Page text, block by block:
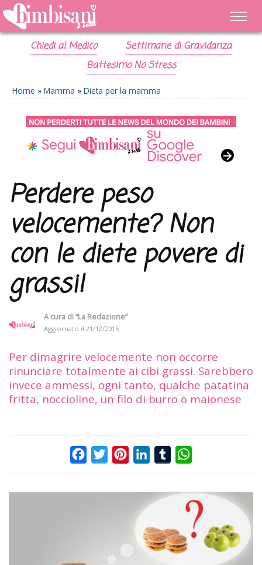
Chiedi al Medico
Settimane di Gravidanza
Battesimo No Stress
Home » Mamma » Dieta per la mamma
Perdere peso
velocemente? Non
con le diete povere di
grassi!
A cura di“La Redazione”
Aggiornato il 21/12/2015
Per dimagrire velocemente non occorre
rinunciare totalmente ai cibi grassi. Sarebbero
invece ammessi, ogni tanto, qualche patatina
fritta, noccioline, un filo di burro o maionese
FacebookTwitterPinterestLinkedInTumblr